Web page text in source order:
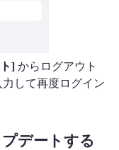
] からログアウト
して再度ログイン
デートする